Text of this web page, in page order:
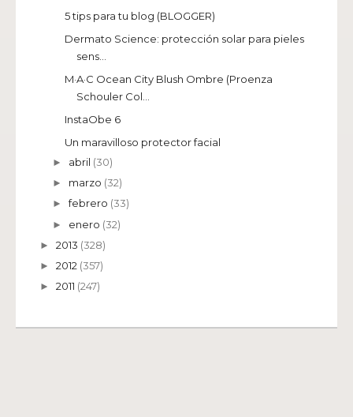
5 tips para tu blog (BLOGGER)
Dermato Science: protección solar para pieles
sens...
M·A·C Ocean City Blush Ombre (Proenza
Schouler Col...
InstaObe 6
Un maravilloso protector facial
► abril (30)
► marzo (32)
►febrero (33)
► enero (32)
► 2013 (328)
► 2012 (357)
► 2011 (247)